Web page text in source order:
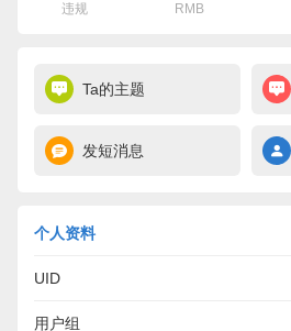
违规 RMB
Ta的主题
发短消息
个人资料
UID
用户组